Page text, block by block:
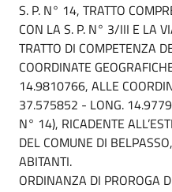
S. P. N° 14, TRATTO
CON LA S. P. N° 3/III E LA
TRATTO DI COMPETENZA
COORDINATE
14.9810766, ALLE
37.575852 - LONG.
N° 14), RICADENTE
DEL COMUNE DI
ABITANTI.
ORDINANZA DI PROROGA